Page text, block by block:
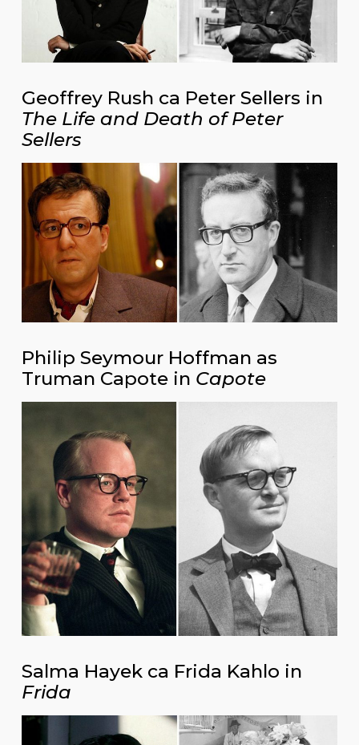
Geoffrey Rush ca Peter Sellers in
The Life and Death of Peter
Sellers
Philip Seymour Hoffman as
Truman Capote in Capote
Salma Hayek ca Frida Kahlo in
Frida